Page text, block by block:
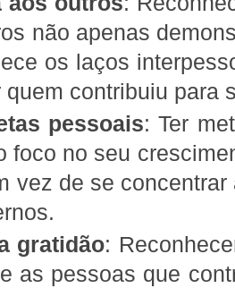
não apenas
os laços
quem contribuiu para
pessoais: Ter
foco no seu
vez de se
gratidão:
as pessoas que